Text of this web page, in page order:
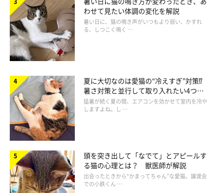
食事中や排せつ中に構うのはNG
わせて見たい体調の変化を解説
暑い日に、猫の鳴き声がいつもより弱い、かすれ
る、しつこく鳴く …
夏に大切なのは愛猫の“冷えすぎ”対策⁉
暑さ対策と並行して取り入れたい4つの
工夫
猛暑が続く夏の間、エアコンを効かせて室内を冷や
しますよね。し …
頭を突き出して「なでて」とアピールす
る猫の心理とは？ 獣医師が解説
出会ったときから“かまってちゃん”な愛猫。譲渡会
での小鉄くん …